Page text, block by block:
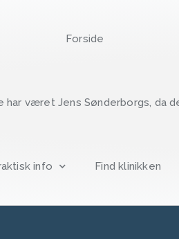
Forside
har været Jens Sønderborgs,
info Find klinikken